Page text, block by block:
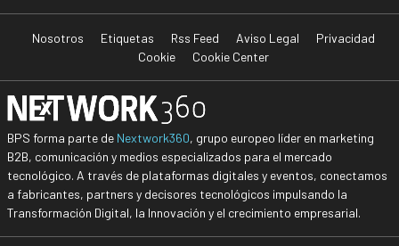
Nosotros Etiquetas Rss Feed Aviso Legal
Privacidad
Cookie
Cookie Center
BPS forma parte de Nextwork360, grupo europeo líder en marketing
B2B, comunicación y medios especializados para el mercado
tecnológico. A través de plataformas digitales y eventos, conectamos
a fabricantes, partners y decisores tecnológicos impulsando la
Transformación Digital, la Innovación y el crecimiento empresarial.